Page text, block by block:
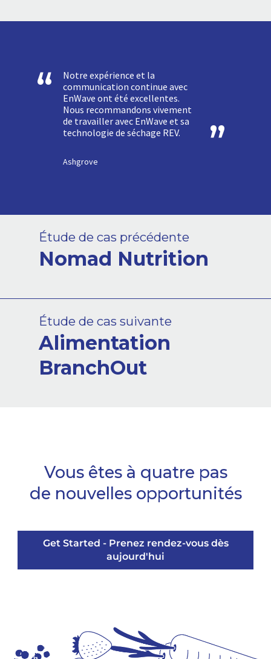
Notre expérience et la
communication continue avec
EnWave ont été excellentes.
Nous recommandons vivement
de travailler avec EnWave et sa
technologie de séchage REV.
Ashgrove
Étude de cas précédente
Nomad Nutrition
Étude de cas suivante
Alimentation
BranchOut
Vous êtes à quatre pas
de nouvelles opportunités
Get Started - Prenez rendez-vous dès
aujourd'hui